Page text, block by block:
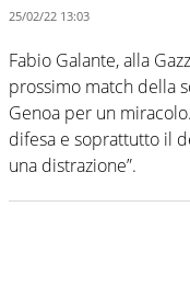
25/02/22 13:03
Fabio Galante, alla
prossimo match della
Genoa per un
difesa e soprattutto il
una distrazione”.